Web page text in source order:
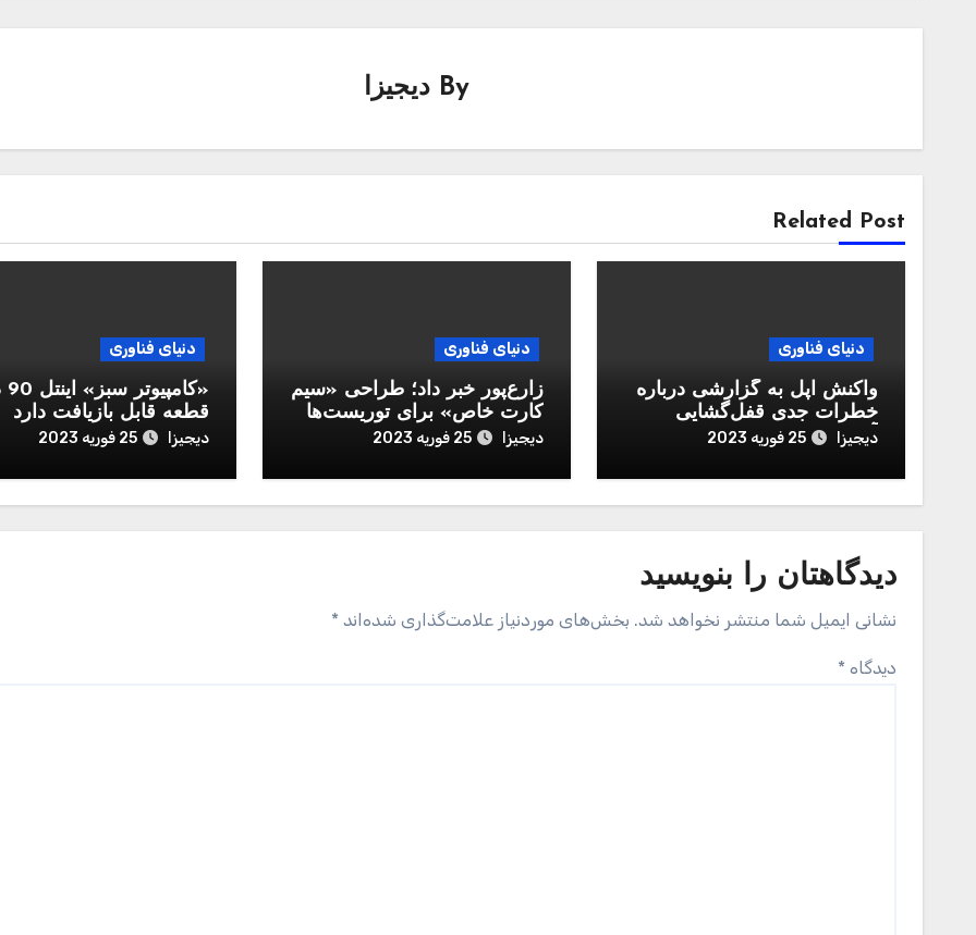
By دیجیزا
Related Post
دنیای فناوری
واکنش اپل به گزارشی درباره
خطرات جدی قفل‌گشایی
آیفون با رمز عددی
دیجیزا 25 فوریه 2023
دنیای فناوری
زارع‌پور خبر داد؛ طراحی «سیم
کارت خاص» برای توریست‌ها
دیجیزا 25 فوریه 2023
دنیای فناوری
قطعه قابل‌ بازیافت دارد
دیجیزا 25 فوریه 2023
دیدگاهتان را بنویسید
نشانی ایمیل شما منتشر نخواهد شد. بخش‌های موردنیاز علامت‌گذاری شده‌اند *
دیدگاه *